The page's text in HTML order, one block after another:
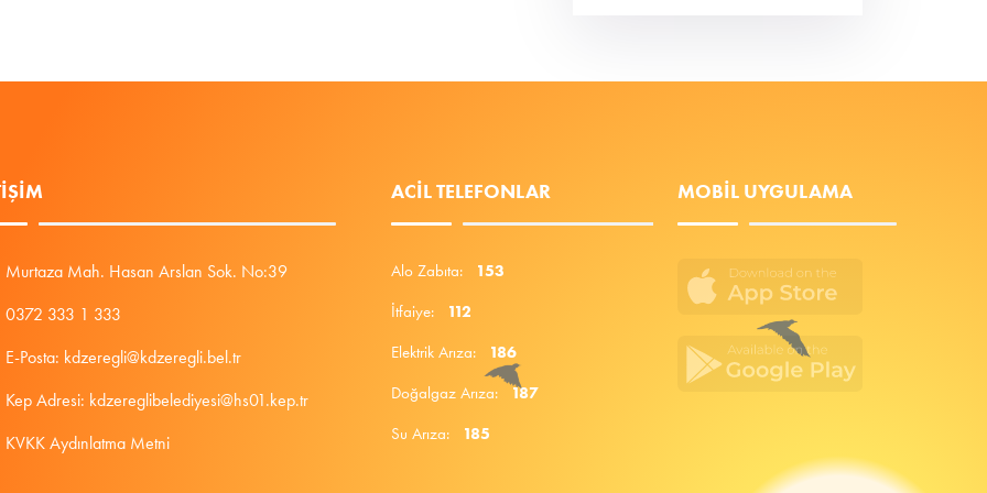
Murtaza Mah. Hasan Arslan Sok. No:39
0372 333 1 333
E-Posta: kdzeregli@kdzeregli.bel.tr
Kep Adresi: kdzereglibelediyesi@hs01.kep.tr
KVKK Aydınlatma Metni
ACIL TELEFONLAR
Alo Zabıta: 153
İtfaiye: 112
Elektrik Arıza: 186
Doğalgaz Arıza: 187
Su Arıza: 185
MOBIL UYGULAMA